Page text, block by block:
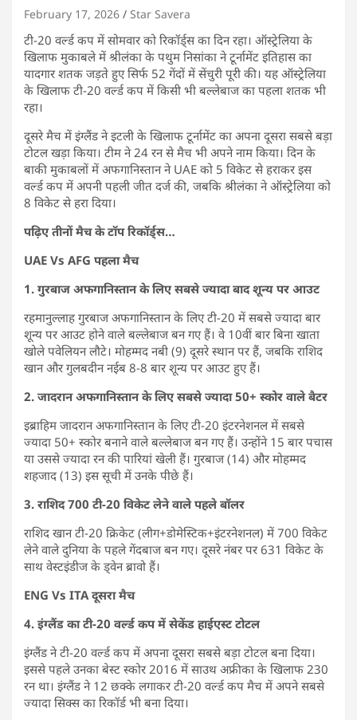
February 17, 2026 Star Savera
टी-20 वर्ल्ड कप में सोमवार को रिकॉर्ड्स का दिन रहा। ऑस्ट्रेलिया के
खिलाफ मुकाबले में श्रीलंका के पथुम निसांका ने टूर्नामेंट इतिहास का
यादगार शतक जड़ते हुए सिर्फ 52 गेंदों में सेंचुरी पूरी की। यह ऑस्ट्रेलिया
के खिलाफ टी-20 वर्ल्ड कप में किसी भी बल्लेबाज का पहला शतक भी
रहा।
दूसरे मैच में इंग्लैंड ने इटली के खिलाफ टूर्नामेंट का अपना दूसरा सबसे बड़ा
टोटल खड़ा किया। टीम ने 24 रन से मैच भी अपने नाम किया। दिन के
बाकी मुकाबलों में अफगानिस्तान ने UAE को 5 विकेट से हराकर इस
वर्ल्ड कप में अपनी पहली जीत दर्ज की, जबकि श्रीलंका ने ऑस्ट्रेलिया को
8 विकेट से हरा दिया।
पढ़िए तीनों मैच के टॉप रिकॉर्ड्स…
UAE Vs AFG पहला मैच
1. गुरबाज अफगानिस्तान के लिए सबसे ज्यादा बाद शून्य पर आउट
रहमानुल्लाह गुरबाज अफगानिस्तान के लिए टी-20 में सबसे ज्यादा बार
शून्य पर आउट होने वाले बल्लेबाज बन गए हैं। वे 10वीं बार बिना खाता
खोले पवेलियन लौटे। मोहम्मद नबी (9) दूसरे स्थान पर हैं, जबकि राशिद
खान और गुलबदीन नईब 8-8 बार शून्य पर आउट हुए हैं।
2. जादरान अफगानिस्तान के लिए सबसे ज्यादा 50+ स्कोर वाले बैटर
इब्राहिम जादरान अफगानिस्तान के लिए टी-20 इंटरनेशनल में सबसे
ज्यादा 50+ स्कोर बनाने वाले बल्लेबाज बन गए हैं। उन्होंने 15 बार पचास
या उससे ज्यादा रन की पारियां खेली हैं। गुरबाज (14) और मोहम्मद
शहजाद (13) इस सूची में उनके पीछे हैं।
3. राशिद 700 टी-20 विकेट लेने वाले पहले बॉलर
राशिद खान टी-20 क्रिकेट (लीग+डोमेस्टिक+इंटरनेशनल) में 700 विकेट
लेने वाले दुनिया के पहले गेंदबाज बन गए। दूसरे नंबर पर 631 विकेट के
साथ वेस्टइंडीज के ड्वेन ब्रावो हैं।
ENG Vs ITA दूसरा मैच
4. इंग्लैंड का टी-20 वर्ल्ड कप में सेकेंड हाईएस्ट टोटल
इंग्लैंड ने टी-20 वर्ल्ड कप में अपना दूसरा सबसे बड़ा टोटल बना दिया।
इससे पहले उनका बेस्ट स्कोर 2016 में साउथ अफ्रीका के खिलाफ 230
रन था। इंग्लैंड ने 12 छक्के लगाकर टी-20 वर्ल्ड कप मैच में अपने सबसे
ज्यादा सिक्स का रिकॉर्ड भी बना दिया।